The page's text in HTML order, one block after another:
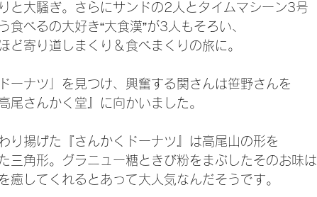
と大騒ぎ。さらにサンドの2人とタイムマシーン3号
食べるの大好き“大食漢”が3人もそろい、
ど寄り道しまくり＆食べまくりの旅に。
ーナツ」を見つけ、興奮する関さんは笹野さんを
尾さんかく堂』に向かいました。
り揚げた『さんかくドーナツ』は高尾山の形を
三角形。グラニュー糖ときび粉をまぶしたそのお味は
癒してくれるとあって大人気なんだそうです。